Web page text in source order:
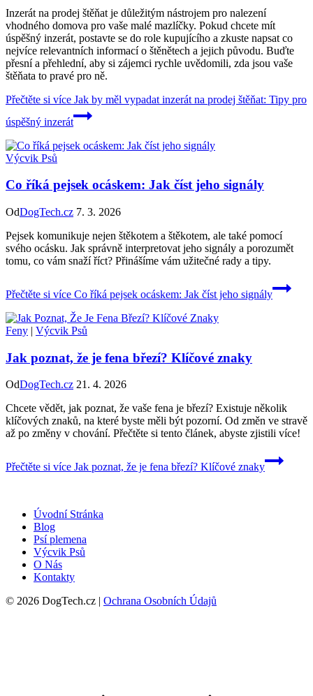
Inzerát na prodej štěňat je důležitým nástrojem pro nalezení
vhodného domova pro vaše malé mazlíčky. Pokud chcete mít
úspěšný inzerát, postavte se do role kupujícího a zkuste napsat co
nejvíce relevantních informací o štěnětech a jejich původu. Buďte
přesní a přehlední, aby si zájemci rychle uvědomili, zda jsou vaše
štěňata to pravé pro ně.
Přečtěte si více Jak by měl vypadat inzerát na prodej štěňat: Tipy pro
úspěšný inzerát
Výcvik Psů
Co říká pejsek ocáskem: Jak číst jeho signály
OdDogTech.cz 7. 3. 2026
Pejsek komunikuje nejen štěkotem a štěkotem, ale také pomocí
svého ocásku. Jak správně interpretovat jeho signály a porozumět
tomu, co vám snaží říct? Přinášíme vám užitečné rady a tipy.
Přečtěte si více Co říká pejsek ocáskem: Jak číst jeho signály
Feny | Výcvik Psů
Jak poznat, že je fena březí? Klíčové znaky
OdDogTech.cz 21. 4. 2026
Chcete vědět, jak poznat, že vaše fena je březí? Existuje několik
klíčových znaků, na které byste měli být pozorní. Od změn ve stravě
až po změny v chování. Přečtěte si tento článek, abyste zjistili více!
Přečtěte si více Jak poznat, že je fena březí? Klíčové znaky
Úvodní Stránka
Blog
Psí plemena
Výcvik Psů
O Nás
Kontakty
© 2026 DogTech.cz | Ochrana Osobních Údajů